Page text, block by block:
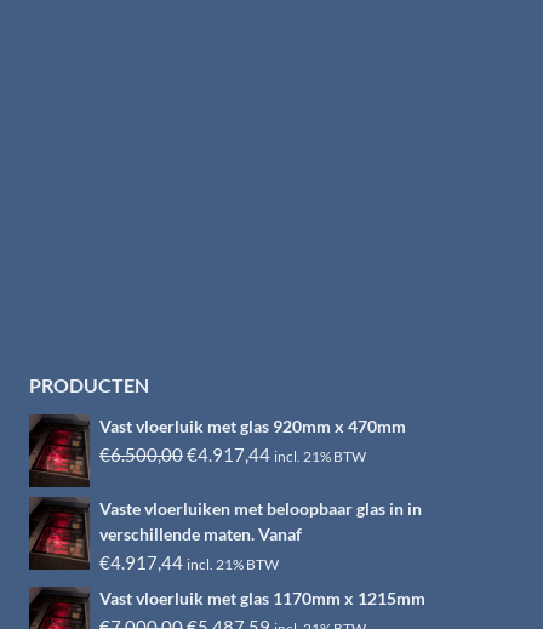
PRODUCTEN
Vast vloerluik met glas 920mm x 470mm
€6.500,00Oorspronkelijke
was:
€6.500,00.
€4.917,44Huidige
is:
€4.917,44.
incl. 21% BTW
Vaste vloerluiken met beloopbaar glas in in
verschillende maten. Vanaf
€4.917,44 incl. 21% BTW
Vast vloerluik met glas 1170mm x 1215mm